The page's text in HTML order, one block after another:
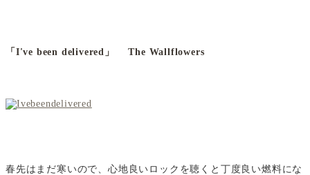
「I've been delivered」 The Wallflowers
春先はまだ寒いので、心地良いロックを聴くと丁度良い燃料にな